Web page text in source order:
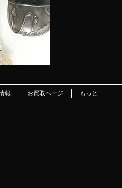
報 お買取ページ もっと